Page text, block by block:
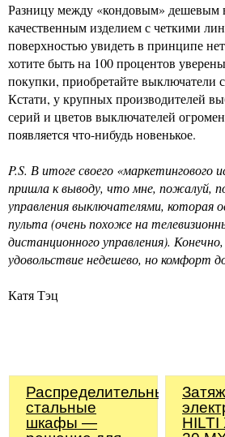
Разницу между «кондовым» дешевым
качественным изделием с четкими
поверхностью увидеть в принципе
хотите быть на 100 процентов
покупки, приобретайте выключатели
Кстати, у крупных производителей
серий и цветов выключателей
появляется что-нибудь новенькое.
P.S. В итоге своего «маркетингового
пришла к выводу, что мне, пожалуй,
управления выключателями, которая
пульта (очень похоже на
дистанционного управления).
удовольствие недешево, но комфорт
Катя Тэц
Распределительные
стальные
шкафы —
HILTI